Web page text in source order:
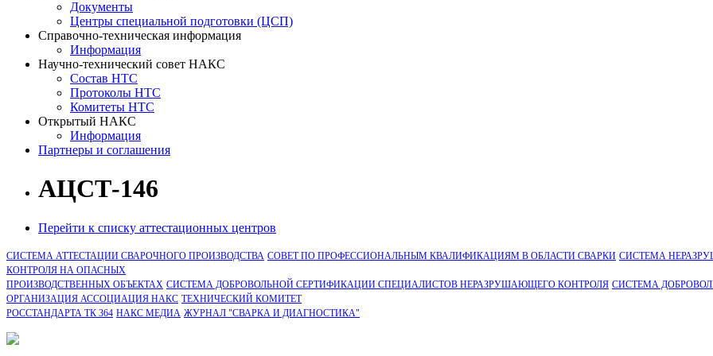
Документы
Центры специальной подготовки (ЦСП)
Справочно-техническая информация
Информация
Научно-технический совет НАКС
Состав НТС
Протоколы НТС
Комитеты НТС
Открытый НАКС
Информация
Партнеры и соглашения
АЦСТ-146
Перейти к списку аттестационных центров
СИСТЕМА АТТЕСТАЦИИ СВАРОЧНОГО ПРОИЗВОДСТВА СОВЕТ ПО ПРОФЕССИОНАЛЬНЫМ КВАЛИФИКАЦИЯМ В ОБЛАСТИ СВАРКИ СИСТЕМА
КОНТРОЛЯ НА ОПАСНЫХ
ПРОИЗВОДСТВЕННЫХ ОБЪЕКТАХ СИСТЕМА ДОБРОВОЛЬНОЙ СЕРТИФИКАЦИИ СПЕЦИАЛИСТОВ НЕРАЗРУШАЮЩЕГО КОНТРОЛЯ СИСТЕМА
ОРГАНИЗАЦИЯ АССОЦИАЦИЯ НАКС ТЕХНИЧЕСКИЙ КОМИТЕТ
РОССТАНДАРТА ТК 364 НАКС МЕДИА ЖУРНАЛ "СВАРКА И ДИАГНОСТИКА"